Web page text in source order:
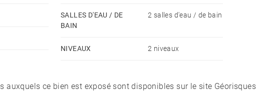
SALLES D'EAU / DE
BAIN
2 salles d'eau / de bain
NIVEAUX 2 niveaux
auxquels ce bien est exposé sont disponibles sur le site Géorisques